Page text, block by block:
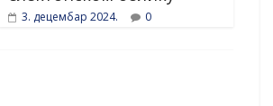
3. децембар 2024. 0